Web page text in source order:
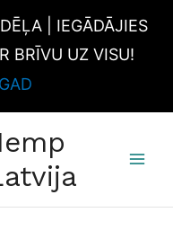
| IEGĀDĀJIES
BRĪVU UZ VISU!